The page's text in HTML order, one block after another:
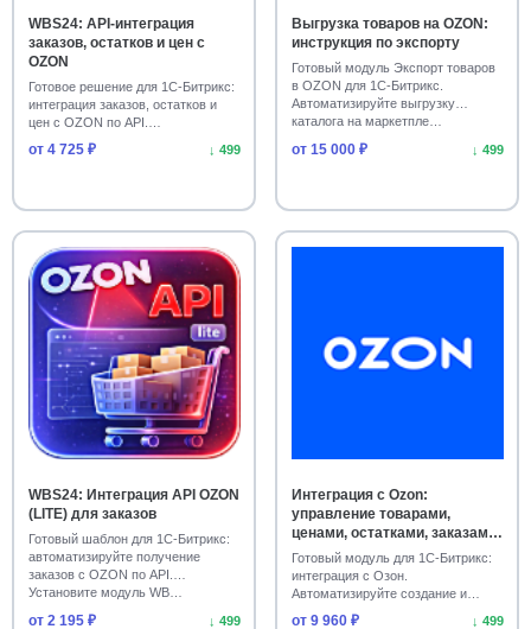
WBS24: API-интеграция
заказов, остатков и цен с
OZON
Готовое решение для 1С-Битрикс:
интеграция заказов, остатков и
цен с OZON по API.
Автоматизируйте об…
от 4 725 ₽ ↓ 499
Выгрузка товаров на OZON:
инструкция по экспорту
Готовый модуль Экспорт товаров
в OZON для 1С-Битрикс.
Автоматизируйте выгрузку
каталога на маркетпле…
от 15 000 ₽ ↓ 499
WBS24: Интеграция API OZON
(LITE) для заказов
Готовый шаблон для 1С-Битрикс:
автоматизируйте получение
заказов с OZON по API.
Установите модуль WB…
от 2 195 ₽ ↓ 499
Интеграция с Ozon:
управление товарами,
ценами, остатками, заказами
и документами
Готовый модуль для 1С-Битрикс:
интеграция с Озон.
Автоматизируйте создание и
обновление товаров, цен…
от 9 960 ₽ ↓ 499